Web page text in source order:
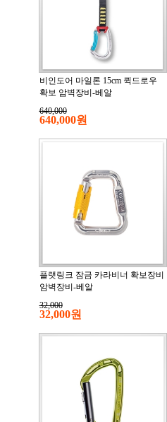
비인도어 마일론 15cm 퀵드로우
확보 암벽장비-베알
640,000
640,000원
플랫링크 잠금 카라비너 확보장비
암벽장비-베알
32,000
32,000원